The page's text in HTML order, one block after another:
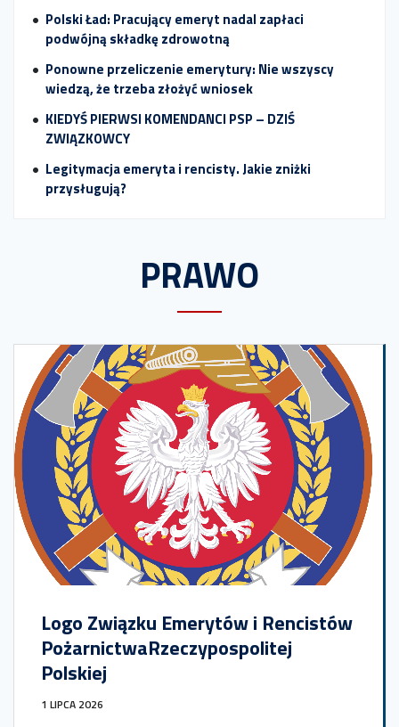
Polski Ład: Pracujący emeryt nadal zapłaci
podwójną składkę zdrowotną
Ponowne przeliczenie emerytury: Nie wszyscy
wiedzą, że trzeba złożyć wniosek
KIEDYŚ PIERWSI KOMENDANCI PSP – DZIŚ
ZWIĄZKOWCY
Legitymacja emeryta i rencisty. Jakie zniżki
przysługują?
PRAWO
Logo Związku Emerytów i Rencistów
PożarnictwaRzeczypospolitej
Polskiej
1 LIPCA 2026